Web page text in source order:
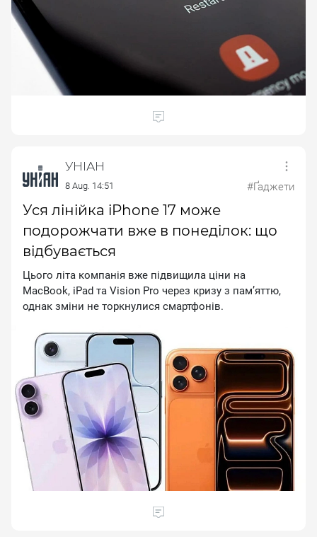
УНІАН
8 Aug. 14:51 #Ґаджети
Уся лінійка iPhone 17 може
подорожчати вже в понеділок: що
відбувається
Цього літа компанія вже підвищила ціни на
МасВооk, іРаd та Vіsіоn Рrо через кризу з пам’яттю,
однак зміни не торкнулися смартфонів.